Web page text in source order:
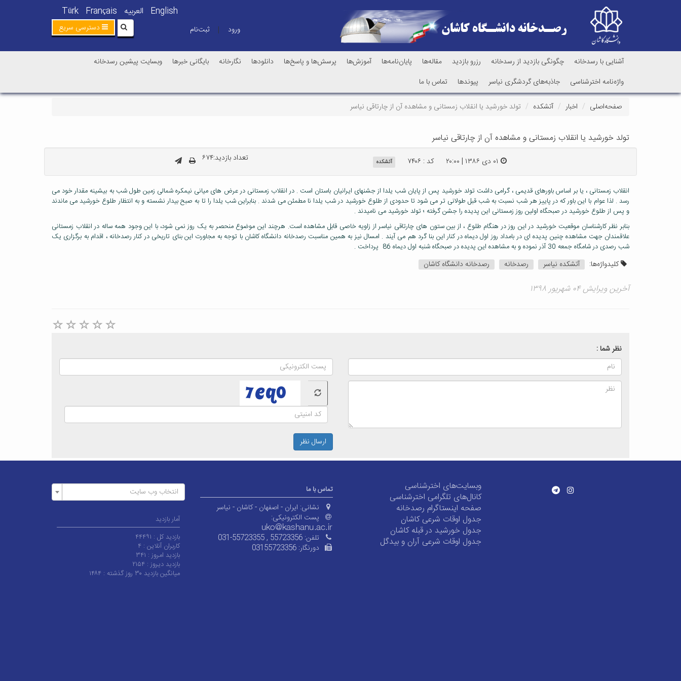
English العربیه Français
Türk
ورود | ثبت‌نام دسترسی سریع
آشنایی با رسدخانه چگونگی بازدید از رسدخانه رزرو بازدید مقاله‌ها پایان‌نامه‌ها آموزش‌ها پرسش‌ها و پاسخ‌ها دانلودها نگارخانه بایگانی خبرها
وبسایت پیشین رسدخانه
واژه‌نامه اخترشناسی
جاذبه‌های گردشگری نیاسر پیوندها تماس با ما
صفحه‌اصلی اخبار آتشکده تولد خورشید یا انقلاب زمستانی و مشاهده آن از چارتاقی نیاسر
تولد خورشید یا انقلاب زمستانی و مشاهده آن از چارتاقی نیاسر
۰۱ دی ۱۳۸۶ | ۲۰:۰۰ کد : ۷۴۰۶ آتشکده تعداد بازدید:۶۷۴
انقلاب زمستانی ، یا بر اساس باورهای قدیمی ، گرامی داشت تولد خورشید پس از پایان شب یلدا از جشنهای ایرانیان باستان است . در انقلاب زمستانی در عرض های میانی نیمکره شمالی زمین طول شب به بیشینه مقدار خود می
رسد . لذا عوام با این باور که در پاییز هر شب نسبت به شب قبل طولانی تر می شود تا حدودی از طلوع خورشید در شب یلدا نا مطمئن می شدند . بنابراین شب یلدا را تا به صبح بیدار نشسته و به انتظار طلوع خورشید می ماندند
و پس از طلوع خورشید در صبحگاه اولین روز زمستانی این پدیده را جشن گرفته ؛ تولد خورشید می نامیدند .
بنابر نظر کارشناسان موقعیت خورشید در این روز در هنگام طلوع ، از بین ستون های چارتاقی نیاسر از زاویه خاصی قابل مشاهده است. هرچند این موضوع منحصر به یک روز نمی شود، با این وجود همه ساله در انقلاب زمستانی
علاقمندان جهت مشاهده چنین پدیده ای در بامداد روز اول دیماه در کنار این بنا گرد هم می آیند . امسال نیز به همین مناسبت رصدخانه دانشگاه کاشان با توجه به مجاورت این بنای تاریخی در کنار رصدخانه ، اقدام به برگزاری یک
شب رصدی در شامگاه جمعه 30 آذر نموده و به مشاهده این پدیده در صبحگاه شنبه اول دیماه 86 پرداخت .
کلیدواژه‌ها: آتشکده نیاسر رصدخانه رصدخانه دانشگاه کاشان
آخرین ویرایش ۰۴ شهریور ۱۳۹۸
نظر شما :
ارسال نظر
وبسایت‌های اخترشناسی
کانال‌های تلگرامی اخترشناسی
صفحه اینستاگرام رصدخانه
جدول اوقات شرعی کاشان
جدول خورشید در قبله کاشان
جدول اوقات شرعی آران و بیدگل
تماس با ما
نشانی: ایران - اصفهان - کاشان - نیاسر
پست الکترونیکی:
تلفن: 031-55723355 , 55723356
دورنگار: 03155723356
انتخاب وب سایت
آمار بازدید
بازدید کل : ۴۴۴۹۱
کاربران آنلاین : ۴
بازدید امروز : ۳۴۱
بازدید دیروز : ۲۱۵۴
میانگین بازدید ۳۰ روز گذشته :
۱۴۸۴